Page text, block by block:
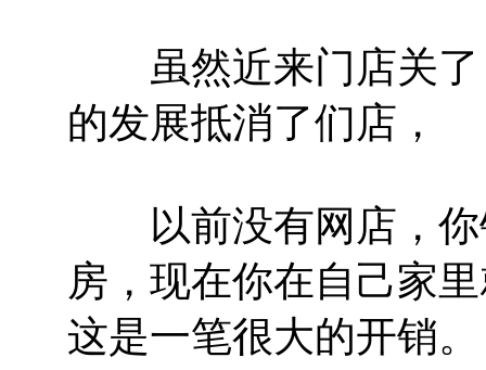
虽然近来门店关了
的发展抵消了们店，
以前没有网店，你
房，现在你在自己家
这是一笔很大的开销。